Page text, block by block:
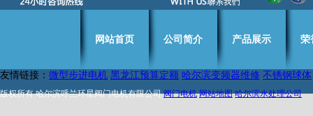
网站首页 公司简介 产品展示 荣
友情链接： 微型步进电机 黑龙江预算定额 哈尔滨变频器维修 不锈钢球体
版权所有 哈尔滨呼兰环星阀门电机有限公司阀门电机 网站地图 哈尔滨水处理公司